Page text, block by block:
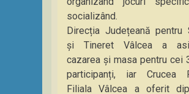
socializând.
Direcția Județeană pentru
și Tineret Vâlcea a
cazarea și masa pentru cei
participanți, iar Crucea
Filiala Vâlcea a oferit